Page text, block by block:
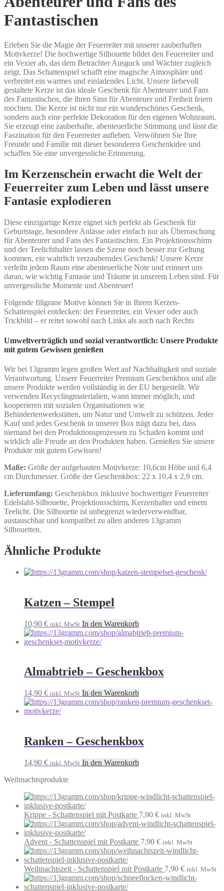
Fantastischen
Erleben Sie die Magie der Feuerreiter mit unserer zauberhaften
Motivkerze! Die hochwertige Silhouette bildet den Feuerreiter und
ein Vexier ab, das dem Betrachter Ausguck und Wächter zugleich
zeigt. Das Schattenspiel schafft eine magische Atmosphäre und
verbreitet ein warmes und einladendes Licht. Unsere liebevoll
gestaltete Kerze ist das ideale Geschenk für Abenteurer und Fans
des Fantastischen, die ihren Sinn für Abenteuer und Freiheit feiern
möchten. Die Kerze ist nicht nur ein wunderschönes Geschenk,
sondern auch eine perfekte Dekoration für den eigenen Wohnraum.
Sie erzeugt eine zauberhafte, abenteuerliche Stimmung und lässt die
Faszination für den Feuerreiter aufleben. Verwöhnen Sie Ihre
Freunde und Familie mit dieser besonderen Geschenkidee und
schaffen Sie eine unvergessliche Erinnerung.
Im Kerzenschein erwacht die Welt der
Feuerreiter zum Leben und lässt unsere
Fantasie explodieren
Diese einzigartige Kerze eignet sich perfekt als Geschenk für
Geburtstage, besondere Anlässe oder einfach nur als Überraschung
für Abenteurer und Fans des Fantastischen. Ein Projektionsschirm
und der Teelichthalter lassen die Szene noch besser zur Geltung
kommen, ein wahrlich verzauberndes Geschenk! Unsere Kerze
verleiht jedem Raum eine abenteuerliche Note und erinnert uns
daran, wie wichtig Fantasie und Träume in unserem Leben sind. Für
unvergessliche Momente und Abenteuer!
Folgende filigrane Motive können Sie in Ihrem Kerzen-
Schattenspiel entdecken: der Feuerreiter, ein Vexier oder auch
Trickbild – er reitet sowohl nach Links als auch nach Rechts
Umweltverträglich und sozial verantwortlich: Unsere Produkte
mit gutem Gewissen genießen
Wir bei 13gramm legen großen Wert auf Nachhaltigkeit und soziale
Verantwortung. Unsere Feuerreiter Premium Geschenkbox und alle
unsere Produkte werden vollständig in der EU hergestellt. Wir
verwenden Recyclingmaterialien, wann immer möglich, und
kooperieren mit sozialen Organisationen wie
Behindertenwerkstätten, um Natur und Umwelt zu schützen. Jeder
Kauf und jedes Geschenk in unserer Box trägt dazu bei, dass
niemand bei den Produktionsprozessen zu Schaden kommt und
wirklich alle Freude an den Produkten haben. Genießen Sie unsere
Produkte mit gutem Gewissen!
Maße: Größe der aufgebauten Motivkerze: 10,6cm Höhe und 6,4
cm Durchmesser. Größe der Geschenkbox: 22 x 10,4 x 2,9 cm.
Lieferumfang: Geschenkbox inklusive hochwertiger Feuerreiter
Edelstahl-Silhouette, Projektionsschirm, Kerzenhalter und einem
Teelicht. Die Silhouette ist unbegrenzt wiederverwendbar,
austauschbar und kompatibel zu allen anderen 13gramm
Silhouetten.
Ähnliche Produkte
Katzen – Stempel
10,90 € inkl. MwSt In den Warenkorb
Almabtrieb – Geschenkbox
14,90 € inkl. MwSt In den Warenkorb
Ranken – Geschenkbox
14,90 € inkl. MwSt In den Warenkorb
Weihnachtsprodukte
Krippe - Schattenspiel mit Postkarte 7,90 € inkl. MwSt
Advent - Schattenspiel mit Postkarte 7,90 € inkl. MwSt
Weihnachtszeit - Schattenspiel mit Postkarte 7,90 € inkl. MwSt